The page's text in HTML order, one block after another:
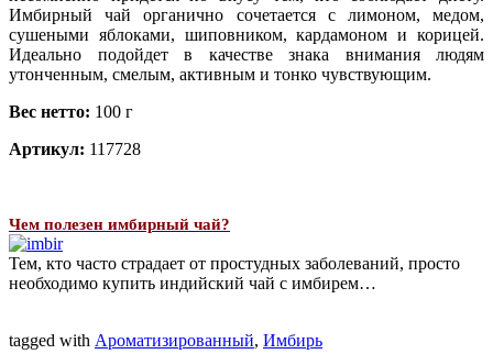
Имбирный чай органично сочетается с лимоном, медом,
сушеными яблоками, шиповником, кардамоном и корицей.
Идеально подойдет в качестве знака внимания людям
утонченным, смелым, активным и тонко чувствующим.
Вес нетто: 100 г
Артикул: 117728
Чем полезен имбирный чай?
Тем, кто часто страдает от простудных заболеваний, просто
необходимо купить индийский чай с имбирем…
tagged with Ароматизированный, Имбирь